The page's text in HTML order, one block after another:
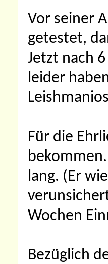
Vor seiner
getestet,
Jetzt nach
leider
Für die
lang. (Er
Wochen
Bezüglich